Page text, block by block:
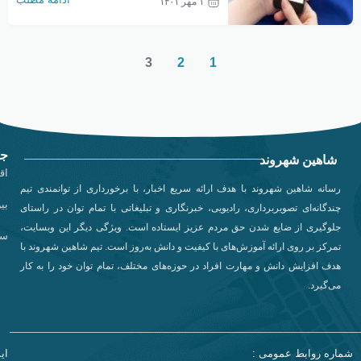
اینستاگرام بخاطر عکس و ویدیوهای جذابی که
های اینترنت، استفاده مداوم از اینستاگرام و
1
2
3
شاهین شهروند
رسانه شاهین شهروند با هدف ارائه سریع اخبار، با برخورداری از توانمندی تیم
چندگانه‌ای تصویربرداری، رادیویی، خبرنگاری و تبلیغاتی با تمام توان در راستای
جلوگیری از ضایع شدن حق مردم عزیز ایستاده است. ویژگی دیگر این وبسایت،
تمرکز بر روی ارائه آموزش‌های با کیفیت و دانش به‌روز است. تیم شاهین شهروند با
هدف افزایش دانش و مهارت افراد در حوزه‌های مختلف، تمام توان خود را به کار
می‌گیرد.
شماره روابط عمومی :